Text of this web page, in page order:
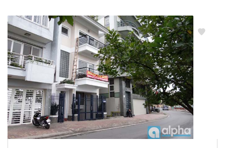
Vinhomes Green Bay , Từ Liêm Quận
Vinhomes Metropolis, Ba Đình Quận
Vinhomes Nguyen Chi Thanh, Đống Đa Quận
VINHOMES SKYLAKE, Từ Liêm Quận
Vinhomes Symphony, Long Biên Quận
Vinhomes The Harmony , Long Biên Quận
Vinhomes West Point, Từ Liêm Quận
Vuon Dao building, Tây Hồ Quận